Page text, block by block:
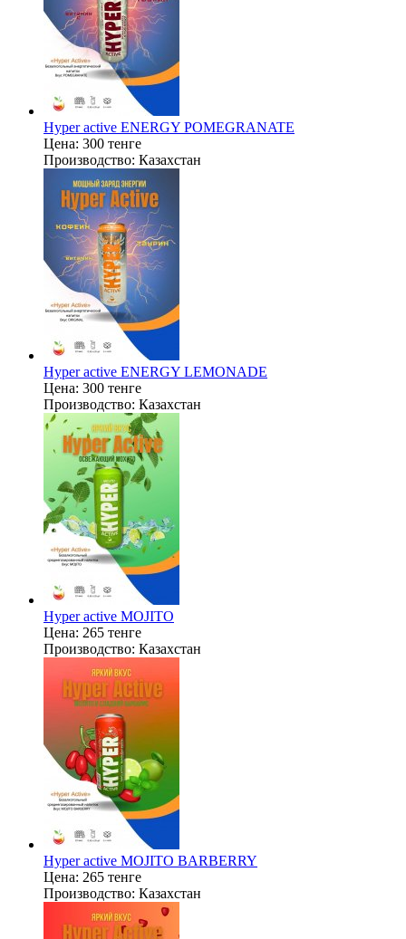
Hyper active ENERGY POMEGRANATE
Цена: 300 тенге
Производство: Казахстан
Hyper active ENERGY LEMONADE
Цена: 300 тенге
Производство: Казахстан
Hyper active MOJITO
Цена: 265 тенге
Производство: Казахстан
Hyper active MOJITO BARBERRY
Цена: 265 тенге
Производство: Казахстан